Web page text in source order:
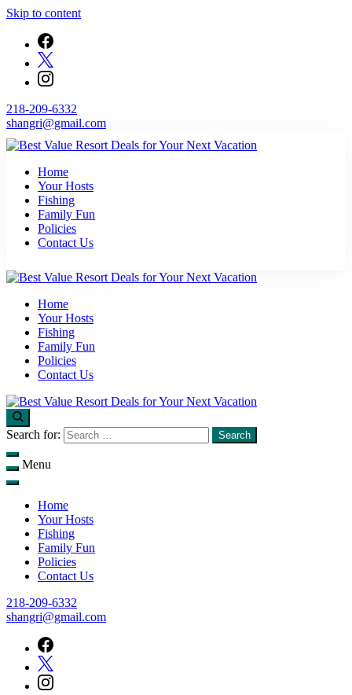
Skip to content
218-209-6332
shangri@gmail.com
Best Value Resort Deals for Your Next Vacation
Find unbeatable travel deals on top resorts and save big on your next
getaway with Flop N Drop.
Home
Your Hosts
Fishing
Family Fun
Policies
Contact Us
Best Value Resort Deals for Your Next Vacation
Find unbeatable travel deals on top resorts and save big on your next
getaway with Flop N Drop.
Home
Your Hosts
Fishing
Family Fun
Policies
Contact Us
Best Value Resort Deals for Your Next Vacation
Find unbeatable travel deals on top resorts and save big on your next
getaway with Flop N Drop.
Search for:
Menu
Home
Your Hosts
Fishing
Family Fun
Policies
Contact Us
218-209-6332
shangri@gmail.com